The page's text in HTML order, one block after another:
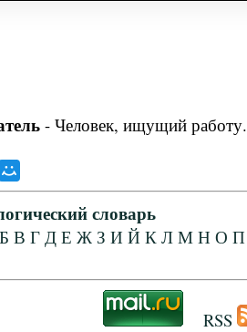
-Человек, ищущий работу.
словарь
Б В Г Д Е Ж З И Й К Л М Н О П
RSS